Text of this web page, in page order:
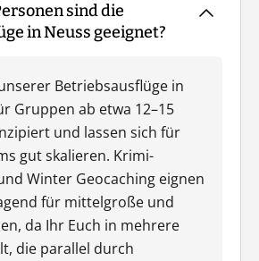
sind die
in Neuss geeignet?
Betriebsausflüge in
Gruppen ab etwa 12–15
und lassen sich für
gut skalieren. Krimi-
Winter Geocaching eignen
für mittelgroße und
da Ihr Euch in mehrere
die parallel durch